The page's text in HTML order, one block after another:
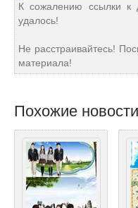
К сожалению ссылки к
удалось!
Не расстраивайтесь!
материала!
Похожие новости